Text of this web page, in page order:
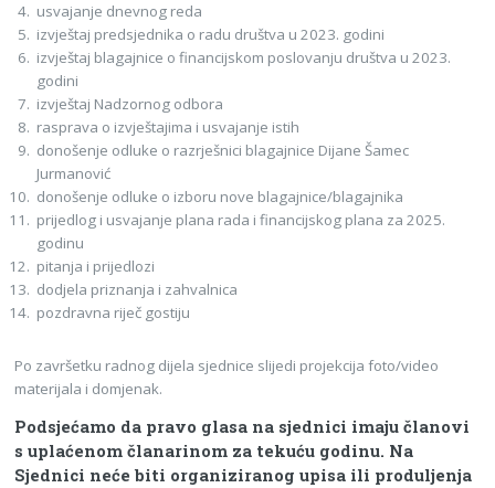
usvajanje dnevnog reda
izvještaj predsjednika o radu društva u 2023. godini
izvještaj blagajnice o financijskom poslovanju društva u 2023.
godini
izvještaj Nadzornog odbora
rasprava o izvještajima i usvajanje istih
donošenje odluke o razrješnici blagajnice Dijane Šamec
Jurmanović
donošenje odluke o izboru nove blagajnice/blagajnika
prijedlog i usvajanje plana rada i financijskog plana za 2025.
godinu
pitanja i prijedlozi
dodjela priznanja i zahvalnica
pozdravna riječ gostiju
Po završetku radnog dijela sjednice slijedi projekcija foto/video
materijala i domjenak.
Podsjećamo da pravo glasa na sjednici imaju članovi
s uplaćenom članarinom za tekuću godinu. Na
Sjednici neće biti organiziranog upisa ili produljenja